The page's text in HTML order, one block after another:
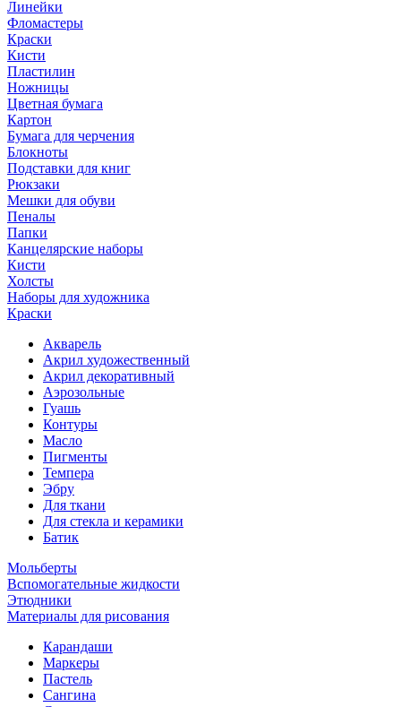
Линейки
Фломастеры
Краски
Кисти
Пластилин
Ножницы
Цветная бумага
Картон
Бумага для черчения
Блокноты
Подставки для книг
Рюкзаки
Мешки для обуви
Пеналы
Папки
Канцелярские наборы
Кисти
Холсты
Наборы для художника
Краски
Акварель
Акрил художественный
Акрил декоративный
Аэрозольные
Гуашь
Контуры
Масло
Пигменты
Темпера
Эбру
Для ткани
Для стекла и керамики
Батик
Мольберты
Вспомогательные жидкости
Этюдники
Материалы для рисования
Карандаши
Маркеры
Пастель
Сангина